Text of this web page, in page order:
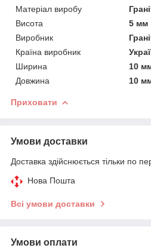
Матеріал виробу
Висота
5 мм
Виробник
Країна виробник
Ширина
10
Довжина
10
Приховати
Умови доставки
Доставка здійснюється тільки по
Нова Пошта
Всі умови доставки
Умови оплати